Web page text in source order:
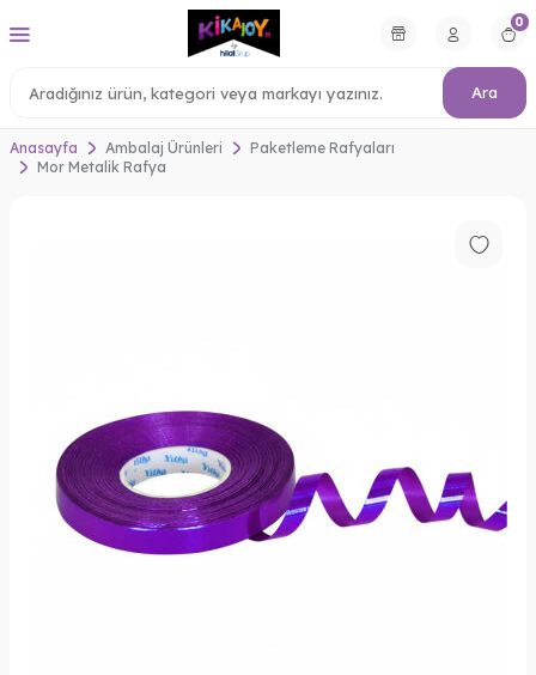
Ara
0
Anasayfa Ambalaj Ürünleri
Paketleme Rafyaları
Mor Metalik Rafya